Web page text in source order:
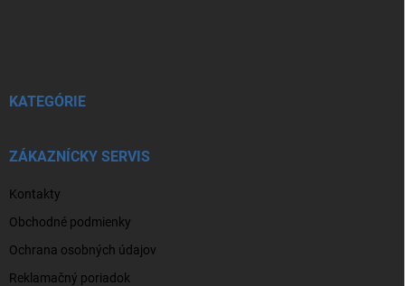
KATEGÓRIE
ZÁKAZNÍCKY SERVIS
Kontakty
Obchodné podmienky
Ochrana osobných údajov
Reklamačný poriadok